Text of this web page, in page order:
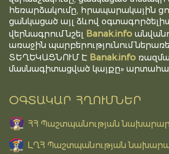
հեռարձակումը, հրապարակային
ցանկացած այլ ձևով
վերնագրում նշել Banak.info
առաջին պարբերությունում
ՏԵՂԵԿԱՑՆՈՒՄ Է Banak.info
մասնագիտացված կայքը»
ՕԳՏԱԿԱՐ ՀՂՈՒՄՆԵՐ
ՀՀ Պաշտպանության
ԼՂՀ Պաշտպանության